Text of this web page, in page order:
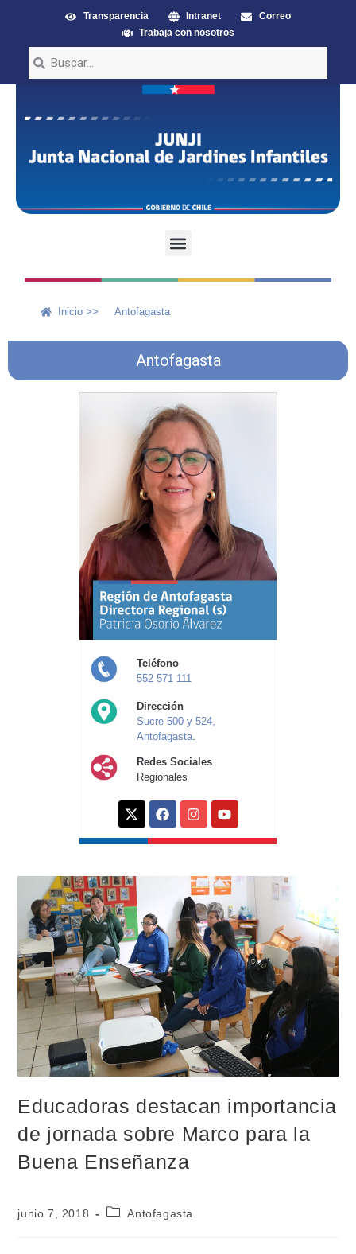
Transparencia Intranet
Correo
Trabaja con nosotros
Inicio >> Antofagasta
Antofagasta
Teléfono
552 571 111
Dirección
Sucre 500 y 524,
Antofagasta
Redes Sociales
Regionales
Educadoras destacan importancia
de jornada sobre Marco para la
Buena Enseñanza
junio 7, 2018 Antofagasta